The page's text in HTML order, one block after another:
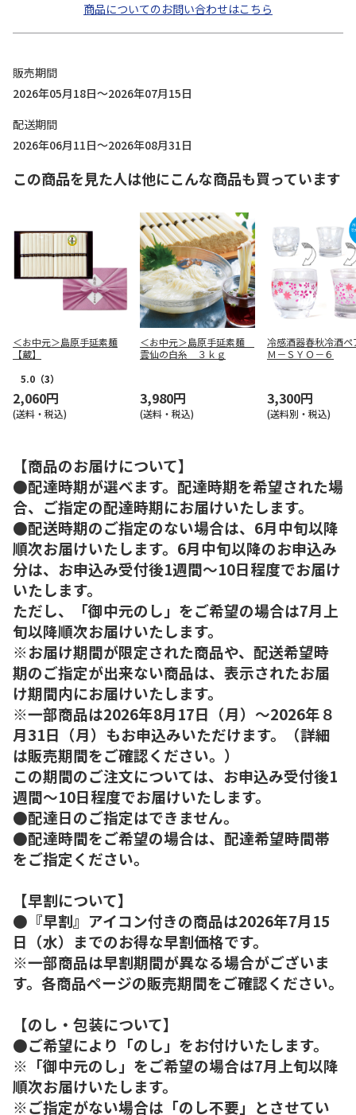
商品についてのお問い合わせはこちら
販売期間
2026年05月18日～2026年07月15日
配送期間
2026年06月11日～2026年08月31日
この商品を見た人は他にこんな商品も買っています
＜お中元＞島原手延素麺
【蔵】
5.0 （3）
2,060円
(送料・税込)
＜お中元＞島原手延素麺
雲仙の白糸 ３ｋｇ
3,980円
(送料・税込)
冷感酒器春秋冷酒
Ｍ－ＳＹＯ－６
3,300円
(送料別・税込)
【商品のお届けについて】
●配達時期が選べます。配達時期を希望された場
合、ご指定の配達時期にお届けいたします。
●配送時期のご指定のない場合は、6月中旬以降
順次お届けいたします。6月中旬以降のお申込み
分は、お申込み受付後1週間～10日程度でお届け
いたします。
ただし、「御中元のし」をご希望の場合は7月上
旬以降順次お届けいたします。
※お届け期間が限定された商品や、配送希望時
期のご指定が出来ない商品は、表示されたお届
け期間内にお届けいたします。
※一部商品は2026年8月17日（月）～2026年８
月31日（月）もお申込みいただけます。（詳細
は販売期間をご確認ください。）
この期間のご注文については、お申込み受付後1
週間～10日程度でお届けいたします。
●配達日のご指定はできません。
●配達時間をご希望の場合は、配達希望時間帯
をご指定ください。
【早割について】
●『早割』アイコン付きの商品は2026年7月15
日（水）までのお得な早割価格です。
※一部商品は早割期間が異なる場合がございま
す。各商品ページの販売期間をご確認ください。
【のし・包装について】
●ご希望により「のし」をお付けいたします。
※「御中元のし」をご希望の場合は7月上旬以降
順次お届けいたします。
※ご指定がない場合は「のし不要」とさせてい